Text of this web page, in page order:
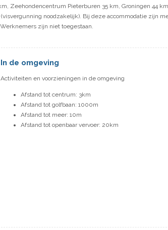
Zeehondencentrum Pieterburen 35 km, Groningen 44
noodzakelijk). Bij deze accommodatie zijn
zijn niet toegestaan.
In de omgeving
Activiteiten en voorzieningen in de omgeving
Afstand tot centrum: 3km
Afstand tot golfbaan: 1000m
Afstand tot meer: 10m
Afstand tot openbaar vervoer: 20km